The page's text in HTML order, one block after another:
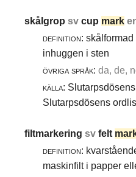
skålgropsvcup mark
definition:
inhuggen i sten
övriga språk: da, de,
källa:
Slutarpsdösens
filtmarkeringsvfelt
definition:
maskinfilt i papper